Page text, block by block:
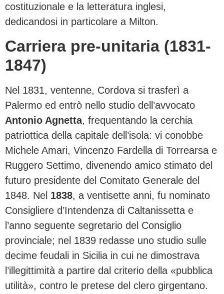
costituzionale e la letteratura inglesi,
dedicandosi in particolare a Milton.
Carriera pre-unitaria (1831-
1847)
Nel 1831, ventenne, Cordova si trasferì a
Palermo ed entrò nello studio dell’avvocato
Antonio Agnetta, frequentando la cerchia
patriottica della capitale dell’isola: vi conobbe
Michele Amari, Vincenzo Fardella di Torrearsa e
Ruggero Settimo, divenendo amico stimato del
futuro presidente del Comitato Generale del
1848. Nel 1838, a ventisette anni, fu nominato
Consigliere d’Intendenza di Caltanissetta e
l’anno seguente segretario del Consiglio
provinciale; nel 1839 redasse uno studio sulle
decime feudali in Sicilia in cui ne dimostrava
l’illegittimità a partire dal criterio della «pubblica
utilità», contro le pretese del clero girgentano.